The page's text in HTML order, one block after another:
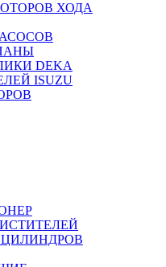
ХОДА
DEKA
ISUZU